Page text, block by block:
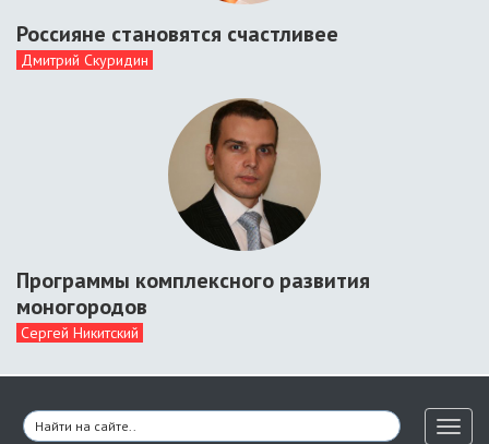
Россияне становятся счастливее
Дмитрий Скуридин
Программы комплексного развития
моногородов
Сергей Никитский